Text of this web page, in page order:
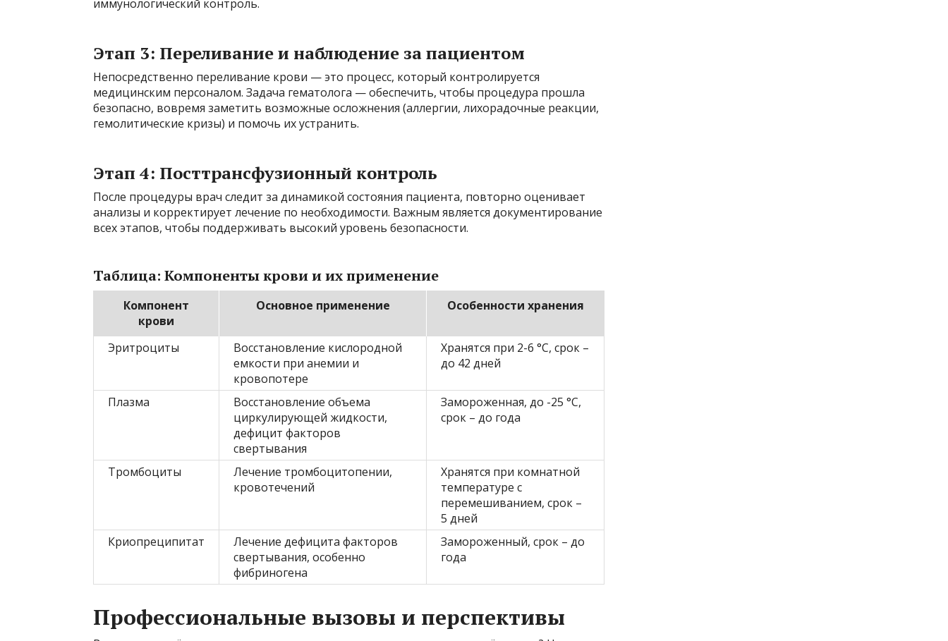
иммунологический контроль.
Этап 3: Переливание и наблюдение за пациентом
Непосредственно переливание крови — это процесс, который контролируется
медицинским персоналом. Задача гематолога — обеспечить, чтобы процедура прошла
безопасно, вовремя заметить возможные осложнения (аллергии, лихорадочные реакции,
гемолитические кризы) и помочь их устранить.
Этап 4: Посттрансфузионный контроль
После процедуры врач следит за динамикой состояния пациента, повторно оценивает
анализы и корректирует лечение по необходимости. Важным является документирование
всех этапов, чтобы поддерживать высокий уровень безопасности.
Таблица: Компоненты крови и их применение
Компонент
крови
Основное применение Особенности хранения
Эритроциты
Восстановление кислородной
емкости при анемии и
кровопотере
Хранятся при 2-6 °C, срок –
до 42 дней
Плазма
Восстановление объема
циркулирующей жидкости,
дефицит факторов
свертывания
Замороженная, до -25 °C,
срок – до года
Тромбоциты
Лечение тромбоцитопении,
кровотечений
Хранятся при комнатной
температуре с
перемешиванием, срок –
5 дней
Криопреципитат
Лечение дефицита факторов
свертывания, особенно
фибриногена
Замороженный, срок – до
года
Профессиональные вызовы и перспективы